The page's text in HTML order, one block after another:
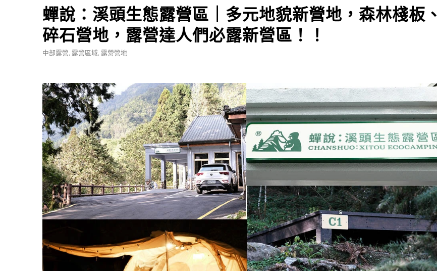
蟬說：溪頭生態露營區｜多元地貌新營地，森林棧板、
碎石營地，露營達人們必露新營區！！
中部露營, 露營區域, 露營營地